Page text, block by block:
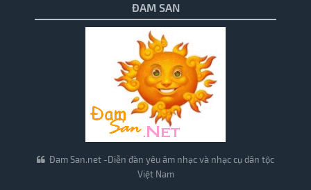
ĐAM SAN
Đam San.net -Diễn đàn yêu âm nhạc và nhạc cụ dân tộc
Việt Nam